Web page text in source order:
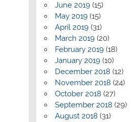
June 2019(15)
May 2019(15)
April 2019(31)
March 2019(20)
February 2019(18)
January 2019(10)
December 2018 (12)
November 2018 (24)
October 2018 (27)
September 2018 (29)
August 2018 (31)